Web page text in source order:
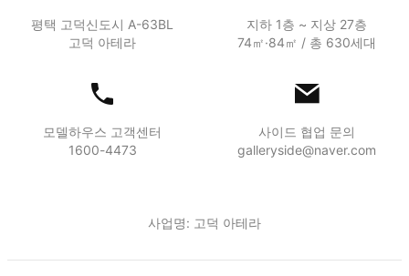
평택 고덕신도시 A-63BL
고덕 아테라
지하 1층 ~ 지상 27층
74㎡·84㎡ / 총 630세대
모델하우스 고객센터
1600-4473
사이드 협업 문의
galleryside@naver.com
사업명: 고덕 아테라